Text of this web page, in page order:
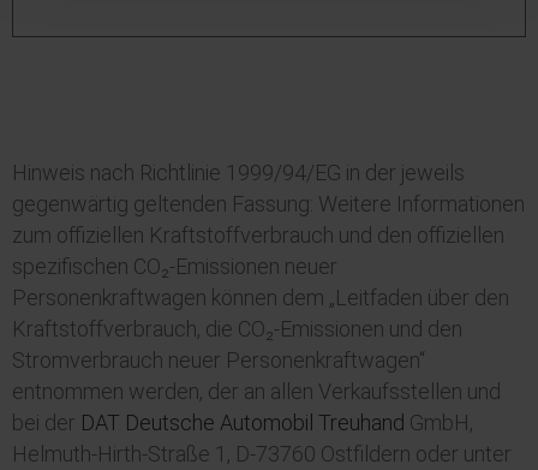
Hinweis nach Richtlinie 1999/94/EG in der jeweils
gegenwärtig geltenden Fassung: Weitere Informationen
zum offiziellen Kraftstoffverbrauch und den offiziellen
spezifischen CO₂-Emissionen neuer
Personenkraftwagen können dem „Leitfaden über den
Kraftstoffverbrauch, die CO₂-Emissionen und den
Stromverbrauch neuer Personenkraftwagen“
entnommen werden, der an allen Verkaufsstellen und
bei der DAT Deutsche Automobil Treuhand GmbH,
Helmuth-Hirth-Straße 1, D-73760 Ostfildern oder unter